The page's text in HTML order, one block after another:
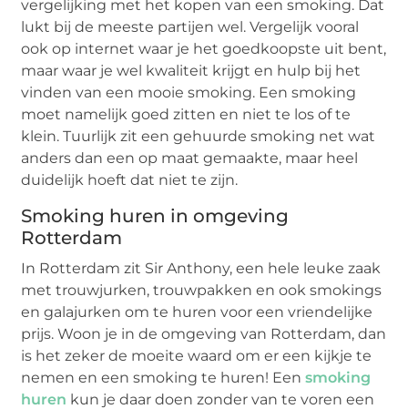
vergelijking met het kopen van een smoking. Dat
lukt bij de meeste partijen wel. Vergelijk vooral
ook op internet waar je het goedkoopste uit bent,
maar waar je wel kwaliteit krijgt en hulp bij het
vinden van een mooie smoking. Een smoking
moet namelijk goed zitten en niet te los of te
klein. Tuurlijk zit een gehuurde smoking net wat
anders dan een op maat gemaakte, maar heel
duidelijk hoeft dat niet te zijn.
Smoking huren in omgeving
Rotterdam
In Rotterdam zit Sir Anthony, een hele leuke zaak
met trouwjurken, trouwpakken en ook smokings
en galajurken om te huren voor een vriendelijke
prijs. Woon je in de omgeving van Rotterdam, dan
is het zeker de moeite waard om er een kijkje te
nemen en een smoking te huren! Eensmoking
huren kun je daar doen zonder van te voren een